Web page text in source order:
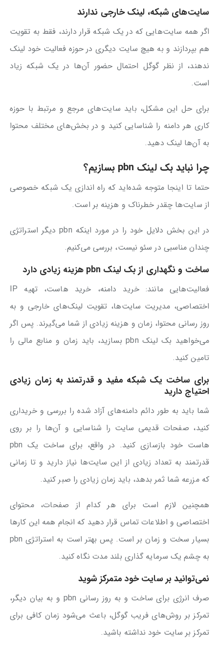
سایت‌های شبکه، لینک خارجی ندارند
اگر همه سایت‌هایی که در یک شبکه قرار دارند، فقط به تقویت
هم بپردازند و به هیچ سایت دیگری در حوزه فعالیت خود لینک
ندهند، از نظر گوگل احتمال حضور آن‌ها در یک شبکه زیاد
است.
برای حل این مشکل، باید سایت‌های مرجع و مرتبط با حوزه
کاری هر دامنه را شناسایی کنید و در بخش‌های مختلف محتوا
به آن‌ها لینک دهید.
چرا نباید بک لینک pbn بسازیم؟
حتما تا اینجا متوجه شده‌اید که راه اندازی یک شبکه خصوصی
از سایت‌ها چقدر خطرناک و هزینه بر است.
در این بخش دلایل خود را در مورد اینکه pbn دیگر استراتژی
چندان مناسبی در سئو نیست، بررسی می‌کنیم.
ساخت و نگهداری از بک لینک pbn هزینه زیادی دارد
فعالیت‌هایی مانند: خرید دامنه، خرید هاست، تهیه IP
اختصاصی، مدیریت سایت‌ها، تقویت لینک‌های خارجی و به
روز رسانی محتوا، زمان و هزینه زیادی از شما می‌گیرند. پس اگر
می‌خواهید بک لینک pbn بسازید، باید زمان و منابع مالی را
تامین کنید.
برای ساخت یک شبکه مفید و قدرتمند به زمان زیادی
احتیاج دارید
شما باید به طور دائم دامنه‌های آزاد شده را بررسی و خریداری
کنید، صفحات قدیمی سایت را شناسایی و آن‌ها را بر روی
هاست خود بازسازی کنید. در واقع، برای ساخت یک pbn
قدرتمند به تعداد زیادی از این سایت‌ها نیاز دارید و تا زمانی
که مزرعه شما ثمر بدهد، باید زمان زیادی را صبر کنید.
همچنین لازم است برای هر کدام از صفحات، محتوای
اختصاصی و اطلاعات تماس قرار دهید که انجام همه این کارها
بسیار سخت و زمان بر است. پس بهتر است به استراتژی pbn
به چشم یک سرمایه گذاری بلند مدت نگاه کنید.
نمی‌توانید بر سایت خود متمرکز شوید
صرف انرژی برای ساخت و به روز رسانی pbn و به بیان دیگر،
تمرکز بر روش‌های فریب گوگل، باعث می‌شود زمان کافی برای
تمرکز بر سایت خود نداشته باشید.